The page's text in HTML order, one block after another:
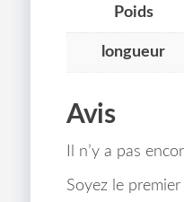
Poids
longueur
Avis
Il n’y a pas
Soyez le